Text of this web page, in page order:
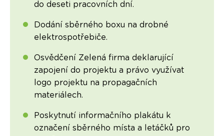
do deseti pracovních dní.
Dodání sběrného boxu na drobné
elektrospotřebiče.
Osvědčení Zelená firma deklarující
zapojení do projektu a právo využívat
logo projektu na propagačních
materiálech.
Poskytnutí informačního plakátu k
označení sběrného místa a letáčků pro